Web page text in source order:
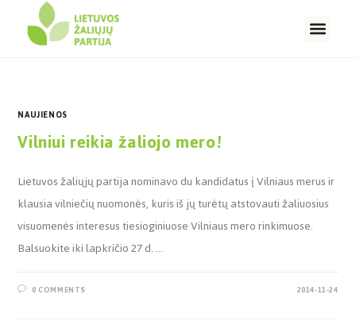
NAUJIENOS
Vilniui reikia žaliojo mero!
Lietuvos žaliųjų partija nominavo du kandidatus į Vilniaus merus ir
klausia vilniečių nuomonės, kuris iš jų turėtų atstovauti žaliuosius
visuomenės interesus tiesioginiuose Vilniaus mero rinkimuose.
Balsuokite iki lapkričio 27 d. …
0 COMMENTS 2014-11-24